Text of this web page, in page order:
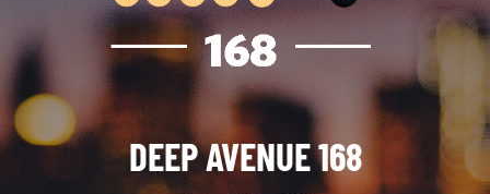
DEEP AVENUE 168